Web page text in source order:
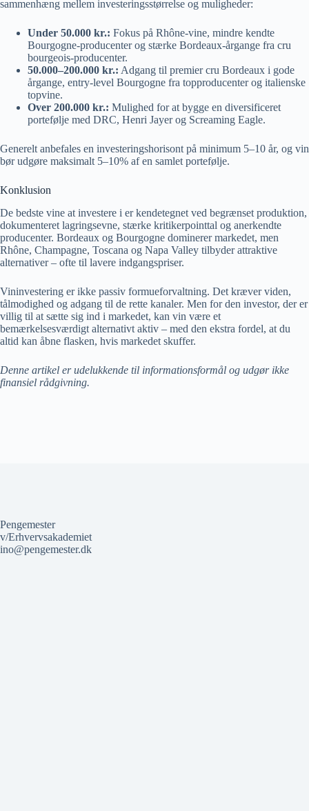
sammenhæng mellem investeringsstørrelse og muligheder:
Under 50.000 kr.: Fokus på Rhône-vine, mindre kendte
Bourgogne-producenter og stærke Bordeaux-årgange fra cru
bourgeois-producenter.
50.000–200.000 kr.: Adgang til premier cru Bordeaux i gode
årgange, entry-level Bourgogne fra topproducenter og italienske
topvine.
Over 200.000 kr.: Mulighed for at bygge en diversificeret
portefølje med DRC, Henri Jayer og Screaming Eagle.
Generelt anbefales en investeringshorisont på minimum 5–10 år, og vin
bør udgøre maksimalt 5–10% af en samlet portefølje.
Konklusion
De bedste vine at investere i er kendetegnet ved begrænset produktion,
dokumenteret lagringsevne, stærke kritikerpointtal og anerkendte
producenter. Bordeaux og Bourgogne dominerer markedet, men
Rhône, Champagne, Toscana og Napa Valley tilbyder attraktive
alternativer – ofte til lavere indgangspriser.
Vininvestering er ikke passiv formueforvaltning. Det kræver viden,
tålmodighed og adgang til de rette kanaler. Men for den investor, der er
villig til at sætte sig ind i markedet, kan vin være et
bemærkelsesværdigt alternativt aktiv – med den ekstra fordel, at du
altid kan åbne flasken, hvis markedet skuffer.
Denne artikel er udelukkende til informationsformål og udgør ikke
finansiel rådgivning.
Pengemester
v/Erhvervsakademiet
ino@pengemester.dk